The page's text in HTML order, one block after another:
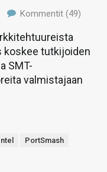
Kommentit (49)
koskee tutkijoiden
SMT-
valmistajaan
PortSmash